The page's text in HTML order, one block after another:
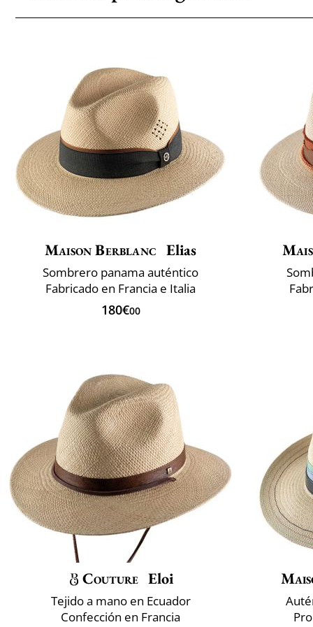
Maison Berblanc Elias
Sombrero panama auténtico
Fabricado en Francia e Italia
180€00
Couture Eloi
Tejido a mano en Ecuador
Confección en Francia